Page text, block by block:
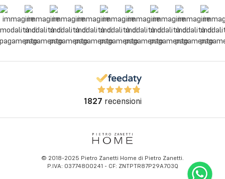
1827 recensioni
© 2018-2025 Pietro Zanetti Home di Pietro Zanetti.
P.IVA: 03774800241 - CF: ZNTPTR87P29A703Q